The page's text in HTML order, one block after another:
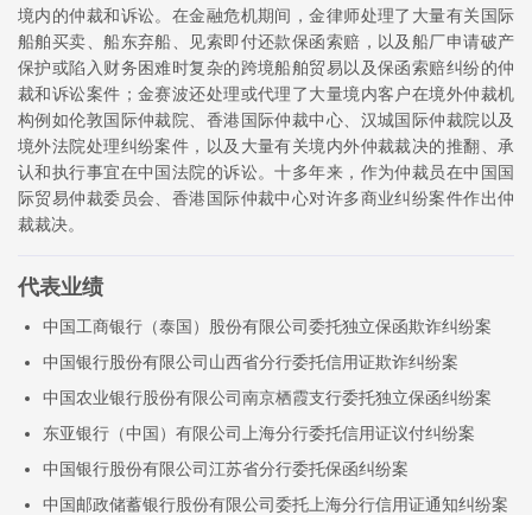
境内的仲裁和诉讼。在金融危机期间，金律师处理了大量有关国际
船舶买卖、船东弃船、见索即付还款保函索赔，以及船厂申请破产
保护或陷入财务困难时复杂的跨境船舶贸易以及保函索赔纠纷的仲
裁和诉讼案件；金赛波还处理或代理了大量境内客户在境外仲裁机
构例如伦敦国际仲裁院、香港国际仲裁中心、汉城国际仲裁院以及
境外法院处理纠纷案件，以及大量有关境内外仲裁裁决的推翻、承
认和执行事宜在中国法院的诉讼。十多年来，作为仲裁员在中国国
际贸易仲裁委员会、香港国际仲裁中心对许多商业纠纷案件作出仲
裁裁决。
代表业绩
中国工商银行（泰国）股份有限公司委托独立保函欺诈纠纷案
中国银行股份有限公司山西省分行委托信用证欺诈纠纷案
中国农业银行股份有限公司南京栖霞支行委托独立保函纠纷案
东亚银行（中国）有限公司上海分行委托信用证议付纠纷案
中国银行股份有限公司江苏省分行委托保函纠纷案
中国邮政储蓄银行股份有限公司委托上海分行信用证通知纠纷案